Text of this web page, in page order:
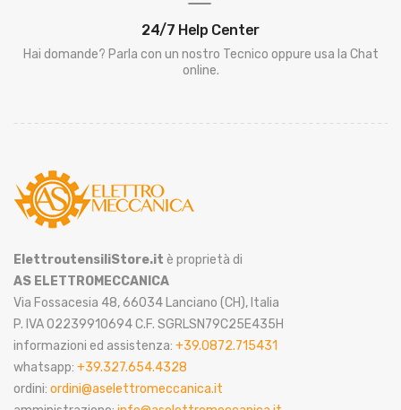
24/7 Help Center
Hai domande? Parla con un nostro Tecnico oppure usa la Chat
online.
ElettroutensiliStore.it è proprietà di
AS ELETTROMECCANICA
Via Fossacesia 48, 66034 Lanciano (CH), Italia
P. IVA 02239910694 C.F. SGRLSN79C25E435H
informazioni ed assistenza: +39.0872.715431
whatsapp: +39.327.654.4328
ordini: ordini@aselettromeccanica.it